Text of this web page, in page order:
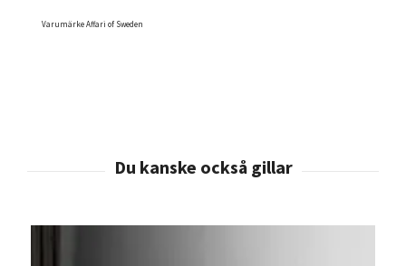
Varumärke Affari of Sweden